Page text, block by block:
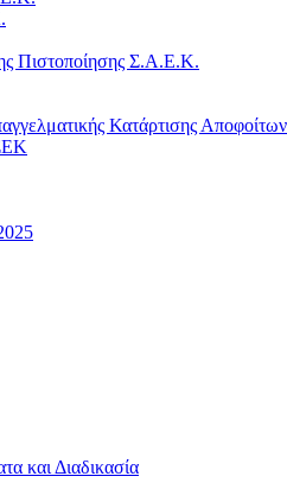
Πιστοποίησης Σ.Α.Ε.Κ.
Κατάρτισης
και Διαδικασία